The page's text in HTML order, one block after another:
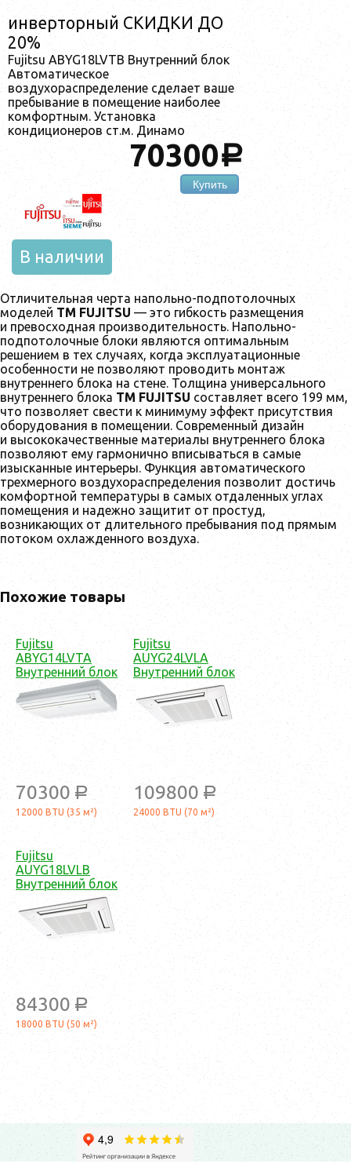
инверторный СКИДКИ ДО
20%
Fujitsu ABYG18LVTB Внутренний блок
Автоматическое
воздухораспределение сделает ваше
пребывание в помещение наиболее
комфортным. Установка
кондиционеров ст.м. Динамо
70300a
Купить
В наличии
Отличительная черта напольно-подпотолочных
моделей ТМ FUJITSU — это гибкость размещения
и превосходная производительность. Напольно-
подпотолочные блоки являются оптимальным
решением в тех случаях, когда эксплуатационные
особенности не позволяют проводить монтаж
внутреннего блока на стене. Толщина универсального
внутреннего блока ТМ FUJITSU составляет всего 199 мм,
что позволяет свести к минимуму эффект присутствия
оборудования в помещении. Современный дизайн
и высококачественные материалы внутреннего блока
позволяют ему гармонично вписываться в самые
изысканные интерьеры. Функция автоматического
трехмерного воздухораспределения позволит достичь
комфортной температуры в самых отдаленных углах
помещения и надежно защитит от простуд,
возникающих от длительного пребывания под прямым
потоком охлажденного воздуха.
Похожие товары
Fujitsu
ABYG14LVTA
Внутренний блок
70300 a
12000 BTU (35 м²)
Fujitsu
AUYG24LVLA
Внутренний блок
109800 a
24000 BTU (70 м²)
Fujitsu
AUYG18LVLB
Внутренний блок
84300 a
18000 BTU (50 м²)